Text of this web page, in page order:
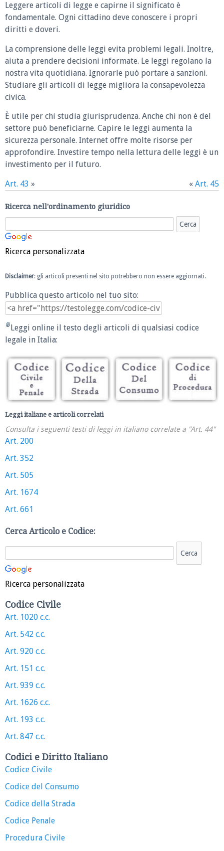
Leggere articoli di legge e capirne il significato è
fondamentale. Ogni cittadino deve conoscere i propri
diritti e doveri.
La comprensione delle leggi evita problemi legali. Inoltre,
aiuta a prendere decisioni informate. Le leggi regolano la
nostra vita quotidiana. Ignorarle può portare a sanzioni.
Studiare gli articoli di legge migliora la consapevolezza
civica.
È utile per chi studia giurisprudenza. Anche chi non è del
settore può beneficiarne. Capire le leggi aumenta la
sicurezza personale. Internet offre molte risorse per
approfondire. Investire tempo nella lettura delle leggi è un
investimento per il futuro.
Art. 43 » « Art. 45
Ricerca nell'ordinamento giuridico
Ricerca personalizzata
Disclaimer: gli articoli presenti nel sito potrebbero non essere aggiornati.
Pubblica questo articolo nel tuo sito:
Leggi online il testo degli articoli di qualsiasi codice
legale in Italia:
Leggi italiane e articoli correlati
Consulta i seguenti testi di leggi in italiano correlate a "Art. 44"
Art. 200
Art. 352
Art. 505
Art. 1674
Art. 661
Cerca Articolo e Codice:
Ricerca personalizzata
Codice Civile
Art. 1020 c.c.
Art. 542 c.c.
Art. 920 c.c.
Art. 151 c.c.
Art. 939 c.c.
Art. 1626 c.c.
Art. 193 c.c.
Art. 847 c.c.
Codici e Diritto Italiano
Codice Civile
Codice del Consumo
Codice della Strada
Codice Penale
Procedura Civile